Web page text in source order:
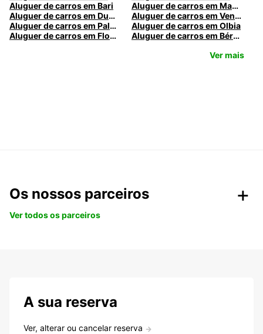
Aluguer de carros em Bari
Aluguer de carros em Madrid
Aluguer de carros em Dublin
Aluguer de carros em Veneza
Aluguer de carros em Palermo
Aluguer de carros em Olbia
Aluguer de carros em Florença
Aluguer de carros em Bérgamo
Ver mais
Os nossos parceiros
Ver todos os parceiros
A sua reserva
Ver, alterar ou cancelar reserva